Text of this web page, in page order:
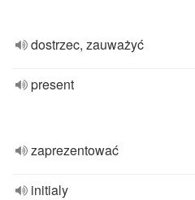
dostrzec, zauważyć
present
zaprezentować
initialy